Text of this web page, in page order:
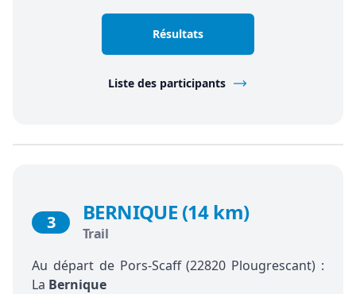
Résultats
Liste des participants
3 BERNIQUE (14 km)
Trail
Au départ de Pors-Scaff (22820 Plougrescant) :
La Bernique